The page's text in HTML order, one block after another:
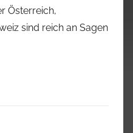
Österreich,
sind reich an Sagen